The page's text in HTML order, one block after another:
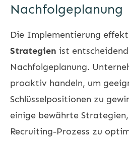
Nachfolgeplanung
Die Implementierung
Strategien ist
Nachfolgeplanung.
proaktiv handeln, um
Schlüsselpositionen zu
einige bewährte
Recruiting-Prozess zu